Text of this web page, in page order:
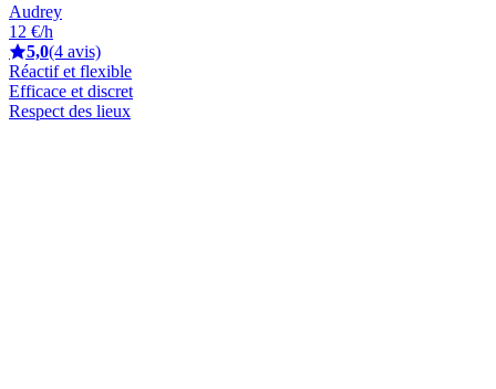
Audrey
12 €/h
5,0(4 avis)
Réactif et flexible
Efficace et discret
Respect des lieux